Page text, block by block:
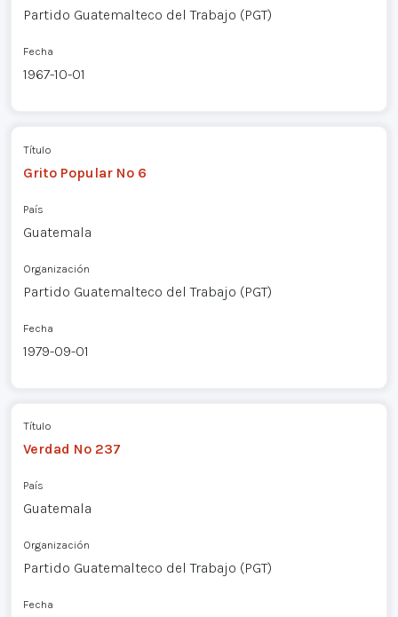
Partido Guatemalteco del Trabajo (PGT)
Fecha
1967-10-01
Título
Grito Popular Nº 6
País
Guatemala
Organización
Partido Guatemalteco del Trabajo (PGT)
Fecha
1979-09-01
Título
Verdad Nº 237
País
Guatemala
Organización
Partido Guatemalteco del Trabajo (PGT)
Fecha